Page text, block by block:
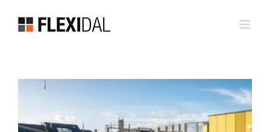
Ingrandisci